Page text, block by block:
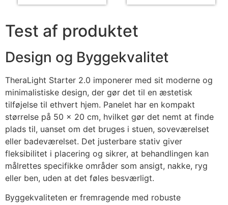
Test af produktet
Design og Byggekvalitet
TheraLight Starter 2.0 imponerer med sit moderne og
minimalistiske design, der gør det til en æstetisk
tilføjelse til ethvert hjem. Panelet har en kompakt
størrelse på 50 x 20 cm, hvilket gør det nemt at finde
plads til, uanset om det bruges i stuen, soveværelset
eller badeværelset. Det justerbare stativ giver
fleksibilitet i placering og sikrer, at behandlingen kan
målrettes specifikke områder som ansigt, nakke, ryg
eller ben, uden at det føles besværligt.
Byggekvaliteten er fremragende med robuste